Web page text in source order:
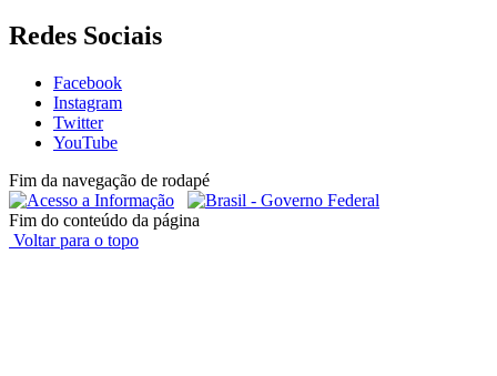
Redes Sociais
Facebook
Instagram
Twitter
YouTube
Fim da navegação de rodapé
Fim do conteúdo da página
Voltar para o topo